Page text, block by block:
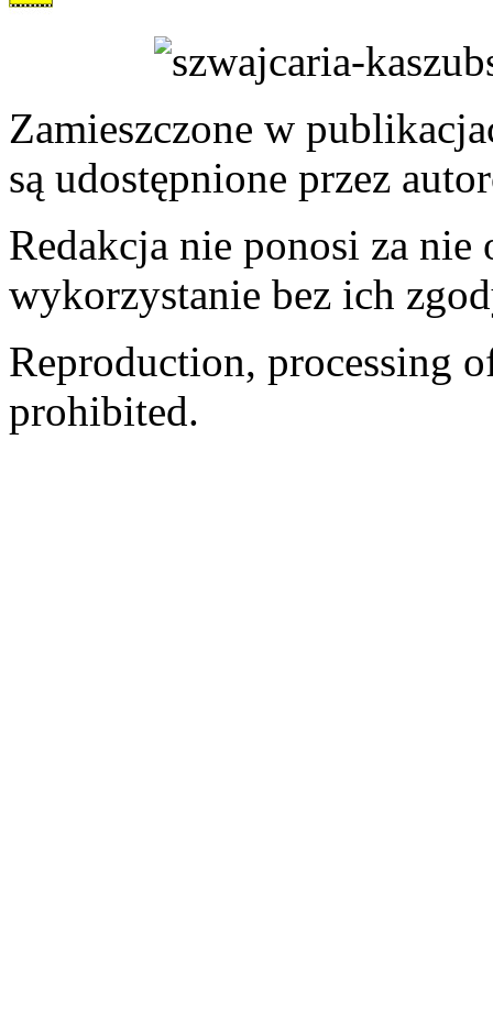
Zamieszczone w
są udostępnione przez
Redakcja nie ponosi za
wykorzystanie bez ich
Reproduction, processing
prohibited.